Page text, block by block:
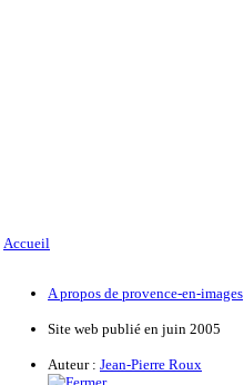
Accueil
A propos de provence-en-images
Site web publié en juin 2005
Auteur : Jean-Pierre Roux